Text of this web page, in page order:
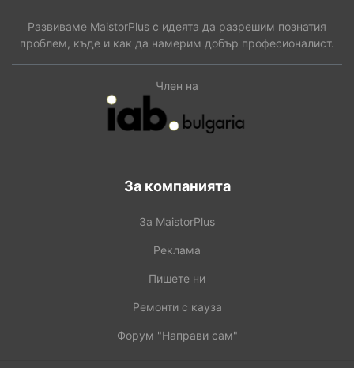
Развиваме MaistorPlus с идеята да разрешим познатия
проблем, къде и как да намерим добър професионалист.
Член на
За компанията
За MaistorPlus
Реклама
Пишете ни
Ремонти с кауза
Форум "Направи сам"